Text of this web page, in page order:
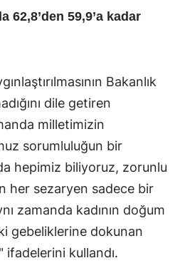
62,8’den 59,9’a kadar
Bakanlık
dile getiren
milletimizin
sorumluluğun bir
hepimiz biliyoruz, zorunlu
her sezaryen sadece bir
zamanda kadının doğum
gebeliklerine dokunan
kullandı.